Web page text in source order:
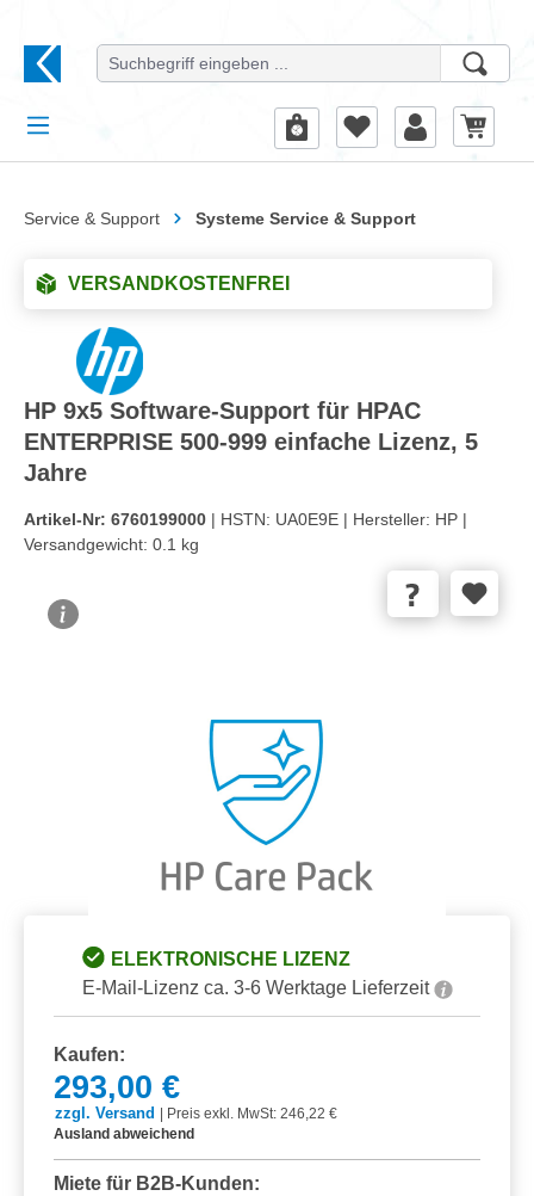
Service & Support Systeme Service & Support
VERSANDKOSTENFREI
HP 9x5 Software-Support für HPAC
ENTERPRISE 500-999 einfache Lizenz, 5
Jahre
Artikel-Nr: 6760199000 | HSTN: UA0E9E | Hersteller: HP |
Versandgewicht: 0.1 kg
ELEKTRONISCHE LIZENZ
E-Mail-Lizenz ca. 3-6 Werktage Lieferzeit
Kaufen:
293,00 €
zzgl. Versand
Preis exkl. MwSt: 246,22 €
Ausland abweichend
Miete für B2B-Kunden: